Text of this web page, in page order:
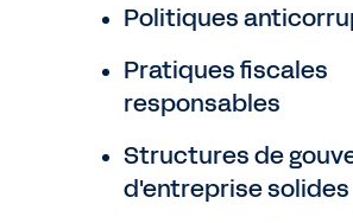
Politiques
Pratiques fiscales
responsables
Structures de
d'entreprise solides